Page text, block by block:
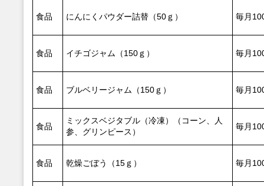
食品 にんにくパウダー詰替（50ｇ） 毎月
食品 イチゴジャム（150ｇ） 毎月
食品 ブルベリージャム（150ｇ） 毎月
食品
ミックスベジタブル（冷凍）（コーン、人
参、グリンピース）
毎月
食品 乾燥ごぼう（15ｇ） 毎月